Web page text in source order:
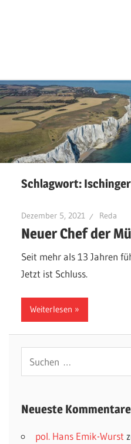
Schlagwort: Ischinger
Dezember 5, 2021 Reda
Neuer Chef der
Seit mehr als 13 Jahren
Jetzt ist Schluss.
Weiterlesen
Neueste Kommentare
pol. Hans Emik-Wurst